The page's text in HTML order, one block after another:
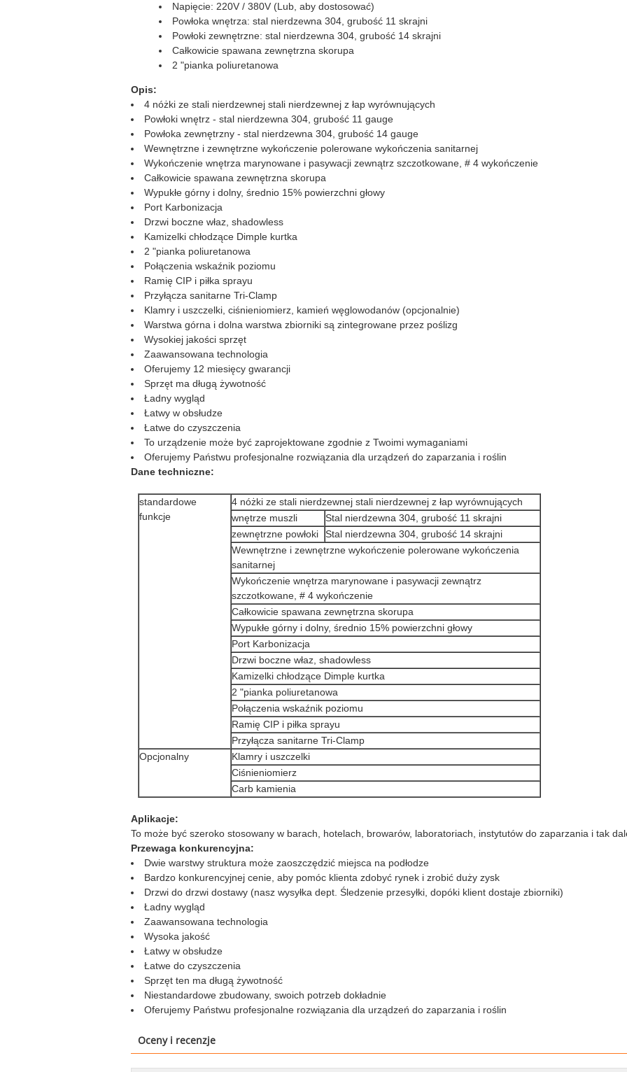
Napięcie: 220V / 380V (Lub, aby dostosować)
Powłoka wnętrza: stal nierdzewna 304, grubość 11 skrajni
Powłoki zewnętrzne: stal nierdzewna 304, grubość 14 skrajni
Całkowicie spawana zewnętrzna skorupa
2 "pianka poliuretanowa
Opis:
4 nóżki ze stali nierdzewnej stali nierdzewnej z łap wyrównujących
Powłoki wnętrz - stal nierdzewna 304, grubość 11 gauge
Powłoka zewnętrzny - stal nierdzewna 304, grubość 14 gauge
Wewnętrzne i zewnętrzne wykończenie polerowane wykończenia sanitarnej
Wykończenie wnętrza marynowane i pasywacji zewnątrz szczotkowane, # 4 wykończenie
Całkowicie spawana zewnętrzna skorupa
Wypukłe górny i dolny, średnio 15% powierzchni głowy
Port Karbonizacja
Drzwi boczne właz, shadowless
Kamizelki chłodzące Dimple kurtka
2 "pianka poliuretanowa
Połączenia wskaźnik poziomu
Ramię CIP i piłka sprayu
Przyłącza sanitarne Tri-Clamp
Klamry i uszczelki, ciśnieniomierz, kamień węglowodanów (opcjonalnie)
Warstwa górna i dolna warstwa zbiorniki są zintegrowane przez poślizg
Wysokiej jakości sprzęt
Zaawansowana technologia
Oferujemy 12 miesięcy gwarancji
Sprzęt ma długą żywotność
Ładny wygląd
Łatwy w obsłudze
Łatwe do czyszczenia
To urządzenie może być zaprojektowane zgodnie z Twoimi wymaganiami
Oferujemy Państwu profesjonalne rozwiązania dla urządzeń do zaparzania i roślin
Dane techniczne:
standardowe
funkcje
4 nóżki ze stali nierdzewnej stali nierdzewnej z łap wyrównujących
wnętrze muszli
Stal nierdzewna 304, grubość 11 skrajni
zewnętrzne powłoki
Stal nierdzewna 304, grubość 14 skrajni
Wewnętrzne i zewnętrzne wykończenie polerowane wykończenia
sanitarnej
Wykończenie wnętrza marynowane i pasywacji zewnątrz
szczotkowane, # 4 wykończenie
Całkowicie spawana zewnętrzna skorupa
Wypukłe górny i dolny, średnio 15% powierzchni głowy
Port Karbonizacja
Drzwi boczne właz, shadowless
Kamizelki chłodzące Dimple kurtka
2 "pianka poliuretanowa
Połączenia wskaźnik poziomu
Ramię CIP i piłka sprayu
Przyłącza sanitarne Tri-Clamp
Opcjonalny
Klamry i uszczelki
Ciśnieniomierz
Carb kamienia
Aplikacje:
To może być szeroko stosowany w barach, hotelach, browarów, laboratoriach, instytutów do zaparzania i tak
Przewaga konkurencyjna:
Dwie warstwy struktura może zaoszczędzić miejsca na podłodze
Bardzo konkurencyjnej cenie, aby pomóc klienta zdobyć rynek i zrobić duży zysk
Drzwi do drzwi dostawy (nasz wysyłka dept. Śledzenie przesyłki, dopóki klient dostaje zbiorniki)
Ładny wygląd
Zaawansowana technologia
Wysoka jakość
Łatwy w obsłudze
Łatwe do czyszczenia
Sprzęt ten ma długą żywotność
Niestandardowe zbudowany, swoich potrzeb dokładnie
Oferujemy Państwu profesjonalne rozwiązania dla urządzeń do zaparzania i roślin
Oceny i recenzje